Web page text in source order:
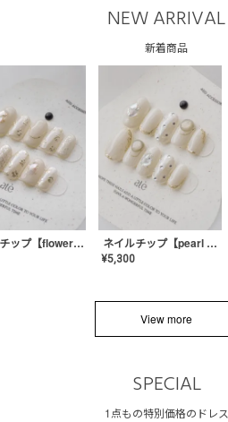
NEW ARRIVAL
新着商品
ネイルチップ【flower shell】AE-CONA-03 ネイルチップ【pearl bijou】AE-CONA-02
¥5,300
View more
SPECIAL
1点もの特別価格のドレス